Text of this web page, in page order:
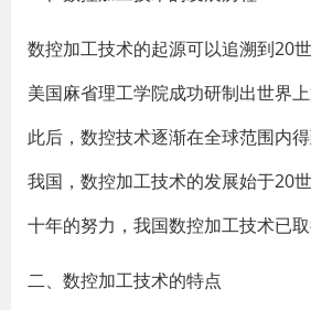
数控加工技术的起源可以追溯到20
美国麻省理工学院成功研制出世界上
此后，数控技术逐渐在全球范围内
我国，数控加工技术的发展始于20
十年的努力，我国数控加工技术已取
二、数控加工技术的特点